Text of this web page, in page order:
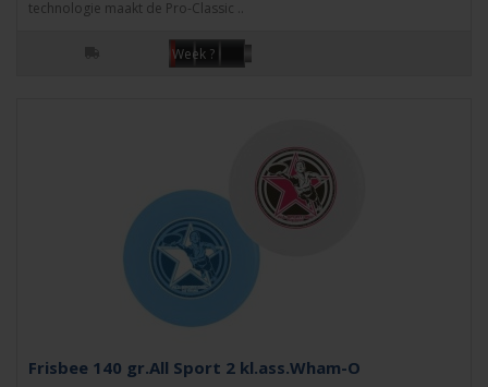
technologie maakt de Pro-Classic ..
Week ?
Frisbee 140 gr.All Sport 2 kl.ass.Wham-O